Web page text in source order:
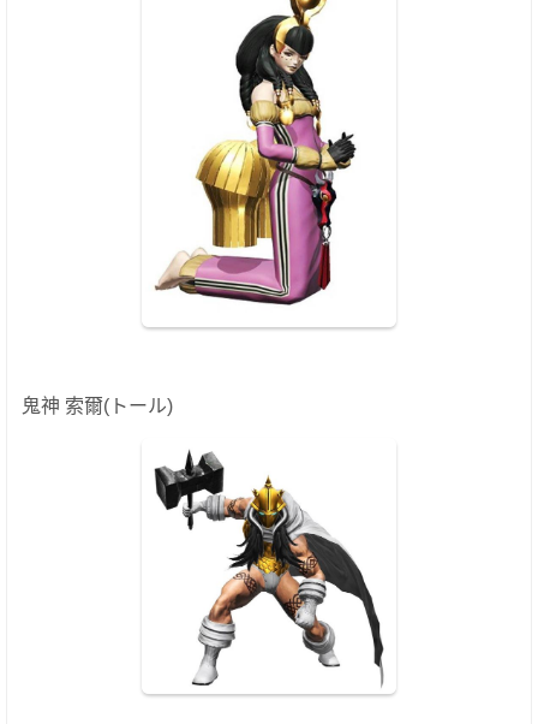
鬼神 索爾(トール)